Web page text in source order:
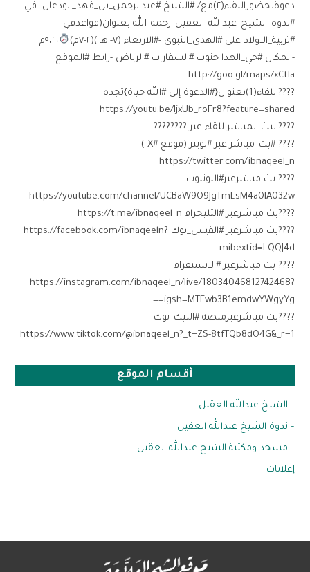
دعوةلحضوراللقاء(٢)مع/ #الشيخ #عبدالرحمن_بن_فهد_الودعان -في
#ندوه_الشيخ_عبدالله_العقيل_رحمه_الله بعنوان(قواعدفي
#تربية_الاولاد على #الهدي_النبوي -#الاربعاء ⁧(٧-١هـ )(٢-٧م)
٩،٢٠م
-المكان #حي_الهدا جنوب #السفارات #الرياض -رابط #الموقع
http://goo.gl/maps/xCtla
????اللقاء(1)بعنوان{⁩#الدعوة إلى #الله حياة}تجده
https://youtu.be/IjxUb_roFr8?feature=shared
????البث المباشر للقاء عبر ????????
???? #بث_مباشر عبر #تويتر (موقع #X ) ‏
https://twitter.com/ibnaqeel_n
???? بث مباشرعبر#اليوتيوب ‏
https://youtube.com/channel/UCBaW9O9JgTmLsM4a0lA032w
????بث مباشرعبر #التليجرام ‏https://t.me/ibnaqeel_n
????بث مباشرعبر #الفيس_بوك ‏https://facebook.com/ibnaqeeln?
mibextid=LQQJ4d ⁩
???? بث مباشرعبر #الانستقرام
‏https://instagram.com/ibnaqeel_n/live/18034046812742468?
igsh=MTFwb3B1emdwYWgyYg==
????بث مباشرعبرمنصة #التيك_توك
https://www.tiktok.com/@ibnaqeel_n?_t=ZS-8tfTQb8dO4G&_r=1
أقسام الموقع
– الشيخ عبدالله العقيل
– ندوة الشيخ عبدالله العقيل
– مسجد ومكتبة الشيخ عبدالله العقيل
إعلانات